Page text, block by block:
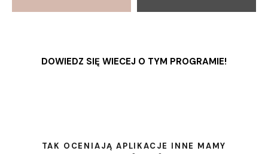
DOWIEDZ SIĘ WIECEJ O TYM PROGRAMIE!
TAK OCENIAJĄ APLIKACJE INNE MAMY